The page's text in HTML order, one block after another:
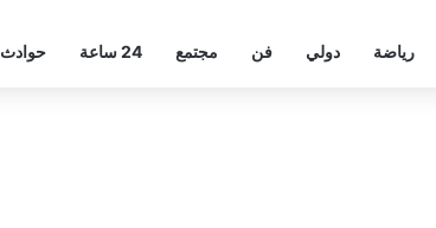
رياضة دولي فن مجتمع 24 ساعة حوادث